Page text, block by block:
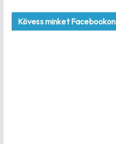
Kövess minket Facebookon